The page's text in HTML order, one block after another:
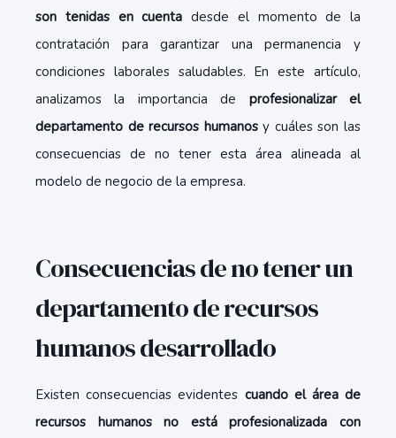
son tenidas en cuenta desde el momento de la
contratación para garantizar una permanencia y
condiciones laborales saludables. En este artículo,
analizamos la importancia de profesionalizar el
departamento de recursos humanosy cuáles son las
consecuencias de no tener esta área alineada al
modelo de negocio de la empresa.
Consecuencias de no tener un
departamento de recursos
humanos desarrollado
Existen consecuencias evidentes cuando el área de
recursos humanos no está profesionalizada con